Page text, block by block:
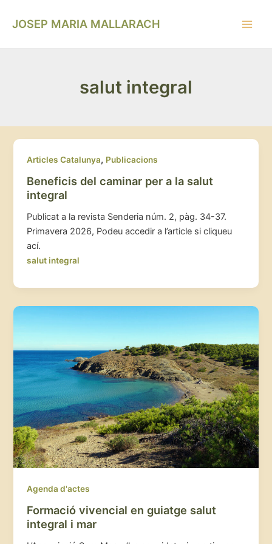
JOSEP MARIA MALLARACH
salut integral
Articles Catalunya, Publicacions
Beneficis del caminar per a la salut
integral
Publicat a la revista Senderia núm. 2, pàg. 34-37.
Primavera 2026, Podeu accedir a l’article si cliqueu
ací.
salut integral
Agenda d'actes
Formació vivencial en guiatge salut
integral i mar